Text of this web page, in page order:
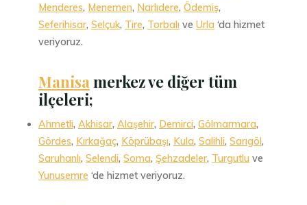
Menderes, Menemen, Narlıdere,Ödemiş,
Seferihisar,Selçuk, Tire, Torbalı veUrla ‘da hizmet
veriyoruz.
Manisa merkez ve diğer tüm
ilçeleri;
Ahmetli,Akhisar,Alaşehir, Demirci,Gölmarmara,
Gördes, Kırkağaç, Köprübaşı, Kula,Salihli,Sarıgöl,
Saruhanlı,Selendi,Soma,Şehzadeler, Turgutlu ve
Yunusemre ‘de hizmet veriyoruz.